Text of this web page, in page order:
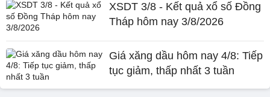
XSDT 3/8 - Kết quả xổ số Đồng
Tháp hôm nay 3/8/2026
Giá xăng dầu hôm nay 4/8: Tiếp
tục giảm, thấp nhất 3 tuần